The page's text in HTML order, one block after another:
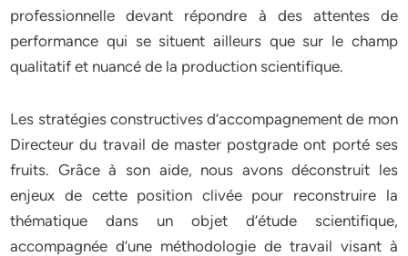
professionnelle devant répondre à des attentes de
performance qui se situent ailleurs que sur le champ
qualitatif et nuancé de la production scientifique.
Les stratégies constructives d’accompagnement de mon
Directeur du travail de master postgrade ont porté ses
fruits. Grâce à son aide, nous avons déconstruit les
enjeux de cette position clivée pour reconstruire la
thématique dans un objet d’étude scientifique,
accompagnée d’une méthodologie de travail visant à